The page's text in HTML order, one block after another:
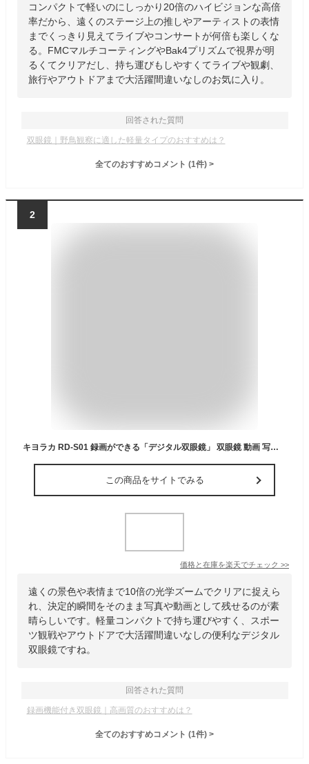
コンパクトで軽いのにしっかり20倍のハイビジョンな高倍
率だから、遠くのステージ上の推しやアーティストの表情
までくっきり見えてライブやコンサートが何倍も楽しくな
る。FMCマルチコーティングやBak4プリズムで視界が明
るくてクリアだし、持ち運びもしやすくてライブや観劇、
旅行やアウトドアまで大活躍間違いなしのお気に入り。
回答された質問
双眼鏡｜野鳥観察に適した軽量タイプのおすすめは？
全てのおすすめコメント (1件) >
2
キヨラカ RD-S01 録画ができる「デジタル双眼鏡」 双眼鏡 動画 写真 撮影 10倍光学ズーム MicroSDカード対応 軽量 コンパクト スポーツ観戦 バードウォッチング 運動会 アウトドア シルバー
この商品をサイトでみる
価格と在庫を楽天でチェック >>
遠くの景色や表情まで10倍の光学ズームでクリアに捉えら
れ、決定的瞬間をそのまま写真や動画として残せるのが素
晴らしいです。軽量コンパクトで持ち運びやすく、スポー
ツ観戦やアウトドアで大活躍間違いなしの便利なデジタル
双眼鏡ですね。
回答された質問
録画機能付き双眼鏡｜高画質のおすすめは？
全てのおすすめコメント (1件) >